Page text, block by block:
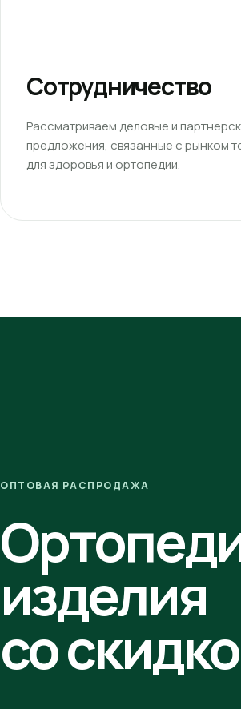
Сотрудничество
Рассматриваем деловые и
предложения, связанные с рынком
для здоровья и ортопедии.
ОПТОВАЯ РАСПРОДАЖА
изделия
со